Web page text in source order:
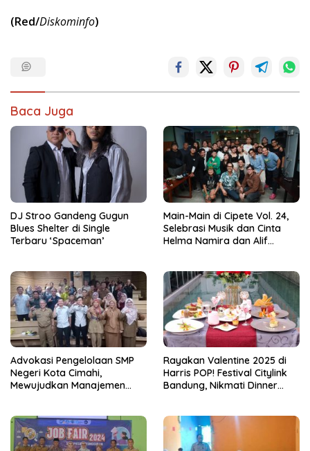
(Red/Diskominfo)
Baca Juga
DJ Stroo Gandeng Gugun
Blues Shelter di Single
Terbaru ‘Spaceman’
Main-Main di Cipete Vol. 24,
Selebrasi Musik dan Cinta
Helma Namira dan Alif
Advokasi Pengelolaan SMP
Negeri Kota Cimahi,
Mewujudkan Manajemen
Rayakan Valentine 2025 di
Harris POP! Festival Citylink
Bandung, Nikmati Dinner